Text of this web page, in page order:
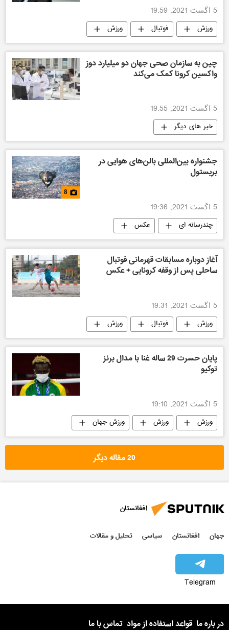
5 اگست 2021, 19:59
ورزش فوتبال ورزش
چین به سازمان صحی جهان دو میلیارد دوز
واکسین کرونا کمک می‌کند
5 اگست 2021, 19:55
خبر های دیگر
جشنواره بین‌المللی بالن‌های هوایی در
بریستول
8
5 اگست 2021, 19:36
چندرسانه ای عکس
آغاز دوباره مسابقات قهرمانی فوتبال
ساحلی پس از وقفه کرونایی + عکس
5 اگست 2021, 19:31
ورزش فوتبال ورزش
پایان حسرت 29 ساله غنا با مدال برنز
توکیو
5 اگست 2021, 19:10
ورزش ورزش ورزش جهان
20 مقاله دیگر
افغانستان
جهان افغانستان سیاسی تحلیل و مقالات
Telegram
در باره ما قواعد استفاده از مواد تماس با ما